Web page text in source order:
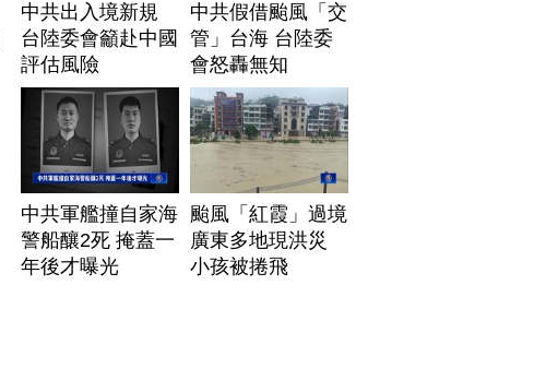
中共出入境新規
台陸委會籲赴中國
評估風險
中共假借颱風「交
管」台海 台陸委
會怒轟無知
中共軍艦撞自家海
警船釀2死 掩蓋一
年後才曝光
颱風「紅霞」過境
廣東多地現洪災
小孩被捲飛